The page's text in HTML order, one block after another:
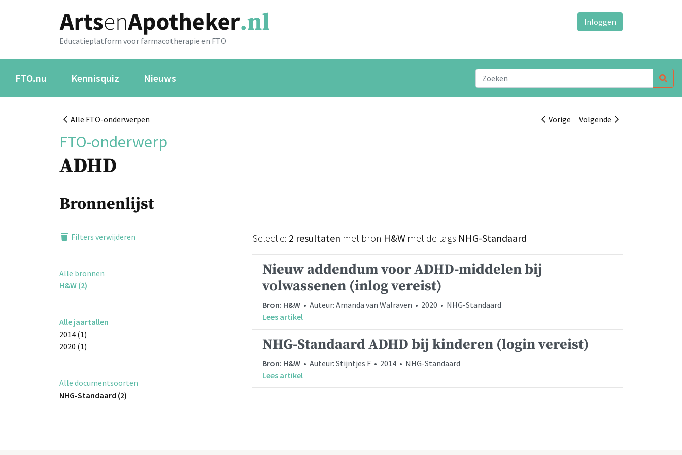
Educatieplatform voor farmacotherapie en FTO
Inloggen
FTO.nu Kennisquiz Nieuws
Alle FTO-onderwerpen Vorige Volgende
FTO-onderwerp
ADHD
Bronnenlijst
Filters verwijderen
Alle bronnen
H&W (2)
Alle jaartallen
2014 (1)
2020 (1)
Alle documentsoorten
NHG-Standaard (2)
Selectie: 2 resultaten met bron H&W met de tags NHG-Standaard
Nieuw addendum voor ADHD-middelen bij
volwassenen (inlog vereist)
Bron: H&W • Auteur: Amanda van Walraven • 2020 • NHG-Standaard
Lees artikel
NHG-Standaard ADHD bij kinderen (login vereist)
Bron: H&W • Auteur: Stijntjes F • 2014 • NHG-Standaard
Lees artikel